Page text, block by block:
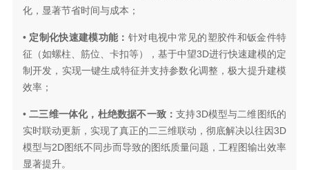
化，显著节省时间与成本；
• 定制化快速建模功能： 针对电视中常见的塑胶件和钣金件特
征（如螺柱、筋位、卡扣等），基于中望3D进行快速建模的定
制开发，实现一键生成特征并支持参数化调整，极大提升建模
效率；
•二三维一体化，杜绝数据不一致：支持3D模型与二维图纸的
实时联动更新，实现了真正的二三维联动，彻底解决以往因3D
模型与2D图纸不同步而导致的图纸质量问题，工程图输出效率
显著提升。